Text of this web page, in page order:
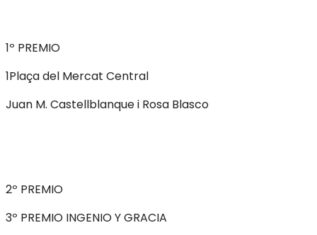
1º PREMIO
1Plaça del Mercat Central
Juan M. Castellblanque i Rosa Blasco
2º PREMIO
3º PREMIO INGENIO Y GRACIA